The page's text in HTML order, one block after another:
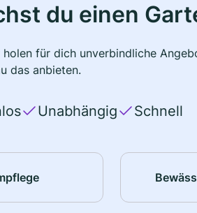
du einen
für dich unverbindliche
das anbieten.
Unabhängig Schnell